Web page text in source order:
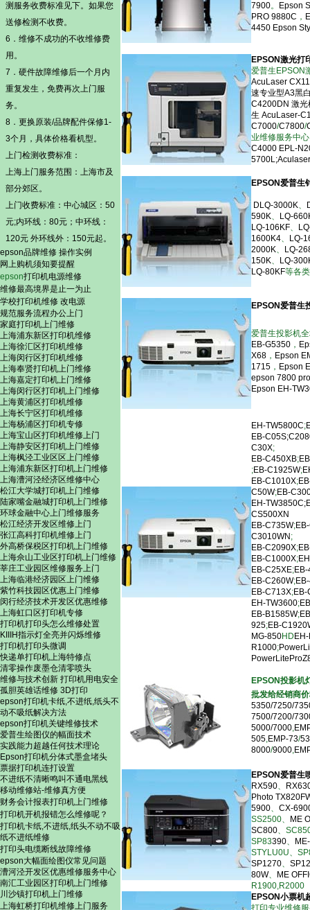
测 服务收费标准见下。如果您
送修检测不收费。
6．维修不成功的不收维修费
用。
7．硬件故障维修后一个月内
重复发生，免费再次上门服
务。
8．更换原装/品牌配件保修1-
3个月，具体价格看机型。
上门检测收费标准：
上海上门服务范围：上海市及
部分郊区。
上门收费标准：中心城区：50
元;内环线：80元；中环线：
120元 外环线外：150元起。
epson品牌维修 操作实例
网上购机须知要提醒
epson打印机电源维修
维修最高境界是止一为止
学校打印机维修 改电源
规范服务流程办公上门
家庭打印机上门维修
上海浦东新区打印机维修
上海徐汇区打印机维修
上海闵行区打印机维修
上海奉贤打印机上门维修
上海嘉定打印机上门维修
上海闵行区打印机上门维修
上海黄浦区打印机维修
上海长宁区打印机维修
上海杨浦区打印机专修
上海宝山区打印机维修上门
上海静安区打印机上门维修
上海枫泾工业区区上门维修
上海浦东新区打印机上门维修
上海漕河泾经济区维修中心
松江大学城打印机上门维修
陆家嘴金融城打印机上门维修
环球金融中心上门维修服务
松江经济开发区维修上门
张江高科打印机维修上门
外高桥保税区打印机上门维修
上海佘山工业区打印机上门维修
莘庄工业园区维修服务上门
上海临港经济园区上门维修
紫竹科技园区优惠上门维修
闵行经济技术开发区优惠维修
上海虹口区打印机专修
打印机打印头怎么维修处置
KIIIH指示灯全亮并闪烁维修
打印机打印头微调
快递单打印机上海特修点
清零操作废墨仓清零喷头
维修与技术创新 打印机用电安全
孤胆英雄话维修 3D打印
epson打印机卡纸,不进纸,纸头不
动不吸纸解决方法
epson打印机关键维修技术
爱普生绘图仪的幅面技术
实践能力超越任何技术理论
Epson打印机分体式墨盒堵头
票据打印机连打设置
不进纸不清晰鸣叫不通电黑线
移动维修站-维修真方便
财务会计报表打印机上门维修
打印机开机报错怎么维修呢？
打印机卡纸,不进纸,纸头不动不吸
纸不进纸维修
打印头电缆断线故障维修
epson大幅面绘图仪常见问题
漕河泾开发区优惠维修服务中心
南汇工业园区打印机上门维修
川沙镇打印机上门维修
上海虹桥打印机维修上门服务
7900。
Epson
PRO 9880C ，
4450 Epson
EPSON激光打
爱普生EPSON
AcuLaser
速专业型A3黑
C4200DN 激光
生 AcuLaser-
C7000/C7800/
业维修服务中
C4000 EPL-
5700L
EPSON爱普生
DLQ-3000K、
590K、
LQ-
LQ-106KF、
1600K4、
LQ-
2000K、
LQ-
150K、
LQ-
LQ-80KF等各
EPSON爱普生
爱普生投影机
EB-G5350，
X68， Epson
1715， Epson
epson 7800
Epson EH-
EH-TW5800C;
EB-C05S;
C30X;
EB-C450XB;
;EB-C1925W;
EB-C1010X;
C50W;EB-
EH-TW3850C;
CS500XN
EB-C735W;
C3010WN ;
EB-C2090X;
EB-C1000X;
EB-C25XE;EB-
EB-C260W;
EB-C713X;EB-
EH-TW3600;
EB-B1585W;
925;EB-
MG-850HD
R1000;
EPSON投影机
批发给经销商
5350/7250/
7500/7200/
5000/7000,
505,EMP-73/53
8000/9000,
EPSON爱普生
RX590、
Photo
5900、 CX-
SS2500、
ME
SC800、
SP83390、
STYLU0U、
SP1270、
80W、
ME
R1900,R2000
EPSON小票机
打印专业维修